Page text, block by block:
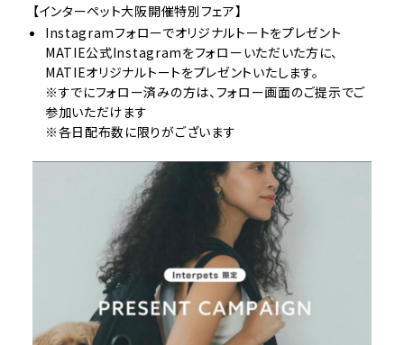
【インターペット大阪開催特別フェア】
Instagramフォローでオリジナルトートをプレゼント
MATIE公式Instagramをフォローいただいた方に、
MATIEオリジナルトートをプレゼントいたします。
※すでにフォロー済みの方は、フォロー画面のご提示でご
参加いただけます
※各日配布数に限りがございます